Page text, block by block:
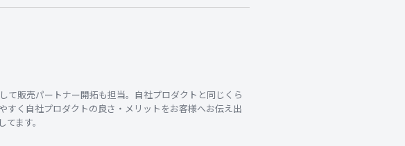
て販売パートナー開拓も担当。自社プロダクトと同じくら
すく自社プロダクトの良さ・メリットをお客様へお伝え出
ます。